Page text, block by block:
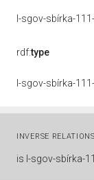
l-sgov-sbírka-
rdf:type
l-sgov-sbírka-
INVERSE RELATIONS
is l-sgov-sbírka-